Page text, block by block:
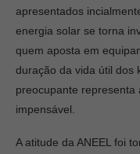
apresentados
energia solar se torna
quem aposta em
duração da vida útil dos
preocupante representa
impensável.
A atitude da ANEEL foi